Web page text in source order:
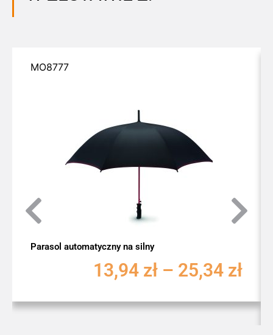
MO8777
Parasol automatyczny na silny
13,94 zł – 25,34 zł